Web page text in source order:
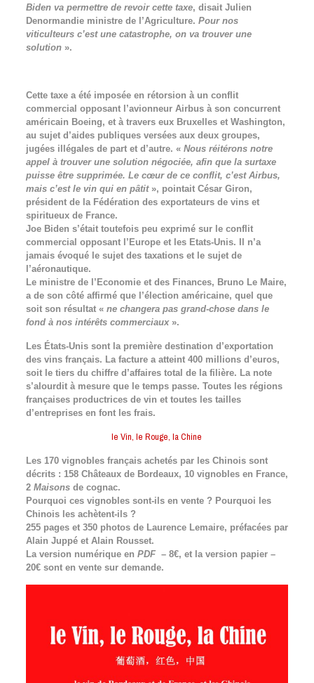
Biden va permettre de revoir cette taxe, disait Julien
Denormandie ministre de l’Agriculture. Pour nos
viticulteurs c’est une catastrophe, on va trouver une
solution».
Cette taxe a été imposée en rétorsion à un conflit
commercial opposant l’avionneur Airbus à son concurrent
américain Boeing, et à travers eux Bruxelles et Washington,
au sujet d’aides publiques versées aux deux groupes,
jugées illégales de part et d’autre. « Nous réitérons notre
appel à trouver une solution négociée, afin que la surtaxe
puisse être supprimée. Le cœur de ce conflit, c’est Airbus,
mais c’est le vin qui en pâtit », pointait César Giron,
président de la Fédération des exportateurs de vins et
spiritueux de France.
Joe Biden s’était toutefois peu exprimé sur le conflit
commercial opposant l’Europe et les Etats-Unis. Il n’a
jamais évoqué le sujet des taxations et le sujet de
l’aéronautique.
Le ministre de l’Economie et des Finances, Bruno Le Maire,
a de son côté affirmé que l’élection américaine, quel que
soit son résultat « ne changera pas grand-chose dans le
fond à nos intérêts commerciaux».
Les États-Unis sont la première destination d’exportation
des vins français. La facture a atteint 400 millions d’euros,
soit le tiers du chiffre d’affaires total de la filière. La note
s’alourdit à mesure que le temps passe. Toutes les régions
françaises productrices de vin et toutes les tailles
d’entreprises en font les frais.
le Vin, le Rouge, la Chine
Les 170 vignobles français achetés par les Chinois sont
décrits : 158 Châteaux de Bordeaux, 10 vignobles en France,
2 Maisonsde cognac.
Pourquoi ces vignobles sont-ils en vente ? Pourquoi les
Chinois les achètent-ils ?
255 pages et 350 photos de Laurence Lemaire, préfacées par
Alain Juppé et Alain Rousset.
La version numérique en PDF– 8€, et la version papier –
20€ sont en vente sur demande.